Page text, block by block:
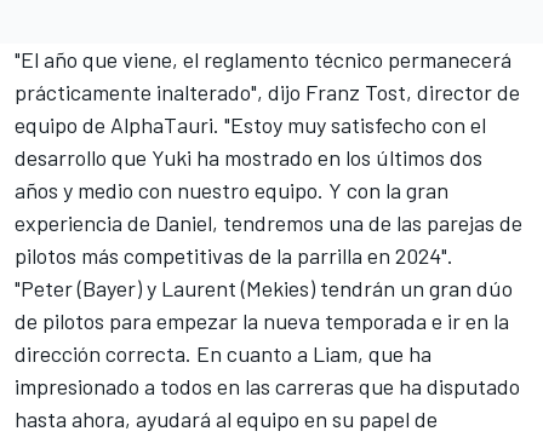
"El año que viene, el reglamento técnico permanecerá
prácticamente inalterado", dijo Franz Tost, director de
equipo de AlphaTauri. "Estoy muy satisfecho con el
desarrollo que Yuki ha mostrado en los últimos dos
años y medio con nuestro equipo. Y con la gran
experiencia de Daniel, tendremos una de las parejas de
pilotos más competitivas de la parrilla en 2024".
"Peter (Bayer) y Laurent (Mekies) tendrán un gran dúo
de pilotos para empezar la nueva temporada e ir en la
dirección correcta. En cuanto a Liam, que ha
impresionado a todos en las carreras que ha disputado
hasta ahora, ayudará al equipo en su papel de